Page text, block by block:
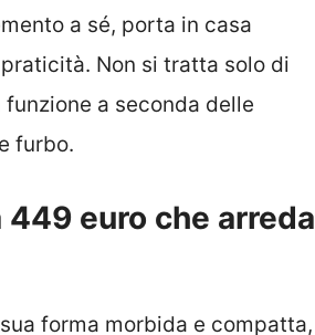
a sé, porta in casa
Non si tratta solo di
a seconda delle
furbo.
449 euro che arreda
forma morbida e compatta,